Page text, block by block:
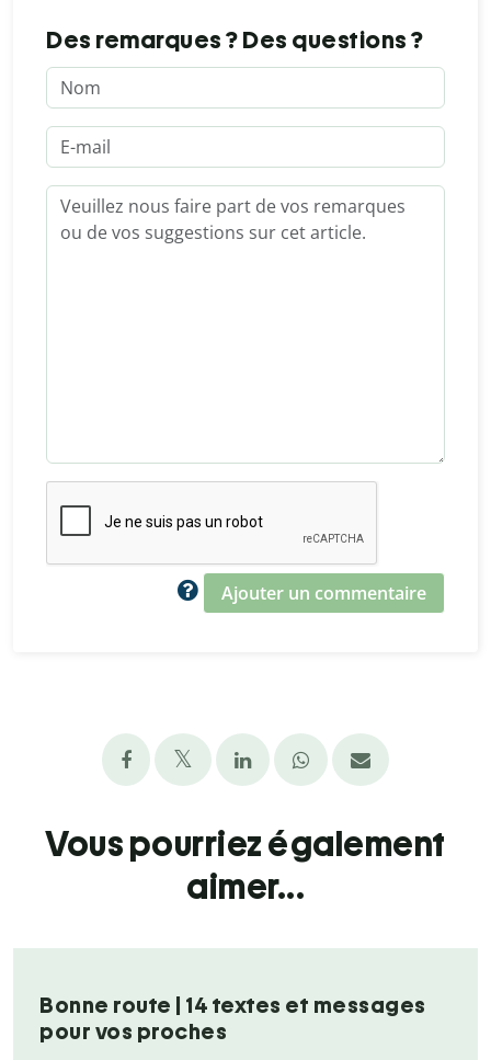
Des remarques ? Des questions ?
Ajouter un commentaire
Vous pourriez également
aimer...
Bonne route | 14 textes et messages
pour vos proches